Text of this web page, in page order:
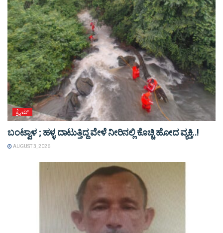
ಕ್ರೈಮ್
ಬಂಟ್ವಾಳ ; ಹಳ್ಳ ದಾಟುತ್ತಿದ್ದ ವೇಳೆ ನೀರಿನಲ್ಲಿ ಕೊಚ್ಚಿ ಹೋದ ವ್ಯಕ್ತಿ..!
AUGUST 3, 2026